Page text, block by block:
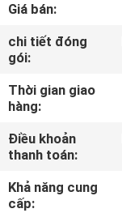
CHÚNG
TÔI
THAM
QUAN
NHÀ
MÁY
Giá bán:
chi tiết đóng
gói:
Thời gian giao
hàng:
Điều khoản
thanh toán:
Khả năng cung
cấp: